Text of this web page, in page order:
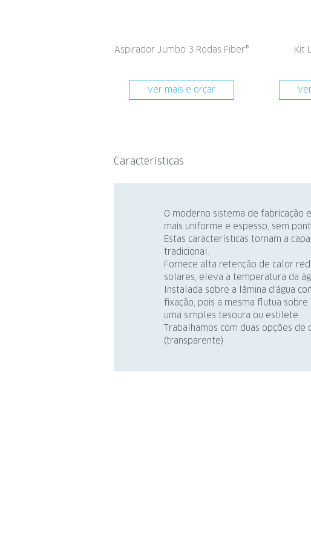
Aspirador Jumbo 3 Rodas Fiber®
ver mais e orçar
Kit
Características
O moderno sistema de fabricação
mais uniforme e espesso, sem
Estas características tornam a
tradicional.
Fornece alta retenção de calor
solares, eleva a temperatura da
Instalada sobre a lâmina d'água
fixação, pois a mesma flutua
uma simples tesoura ou estilete.
Trabalhamos com duas opções de
(transparente).